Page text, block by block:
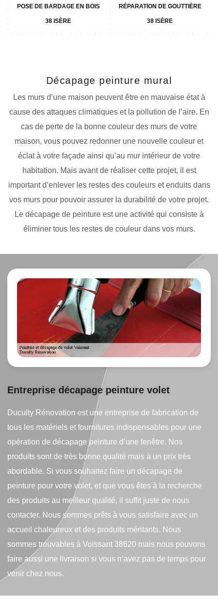
POSE DE BARDAGE EN BOIS
38 ISÈRE
RÉPARATION DE GOUTTIÈRE
38 ISÈRE
Décapage peinture mural
Les murs d’une maison peuvent être en mauvaise état à
cause des attaques climatiques et la pollution de l’aire. En
cas de perte de la bonne couleur des murs de votre
maison, vous pouvez redonner une nouvelle couleur et
éclat à votre façade ainsi qu’au mur intérieur de votre
habitation. Mais avant de réaliser cette projet, il est
important d’enlever les restes des couleurs et enduits dans
vos murs pour pouvoir assurer la durabilité de votre projet.
Le décapage de peinture est une activité qui consiste à
éliminer tous les restes de couleur dans vos murs.
Entreprise décapage peinture volet
Duculty Rénovation est une entreprise de fabrication de
tous les matériels et fournitures indispensables pour une
opération de décapage peinture d’une fenêtre. Nos
produits sont de très bonne qualité mais à un prix très
abordable. Si vous souhaitez faire un décapage de
peinture pour votre volet, et que vous êtes à la recherche
des produits au meilleur qualité, il suffit juste de nous
contacter. Nous sommes prêts à vous satisfaire avec un
accueil chaleureux et des produits méritants. Nous
sommes trouvables à Voissant 38620 mais nous pouvons
faire aussi une livraison si vous n’avez pas de temps pour
venir chez nous.